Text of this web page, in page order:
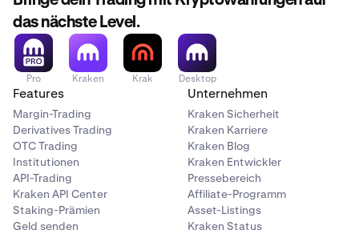
3
Hier sehen Sie Ihre vollständige Transaktionshistorie
über alle Ihre Wallets innerhalb von Beholder. Sie
können auf jeden Eintrag in Ihrer Activity klicken, um
die Blockchain-Explorer-Seite mit dieser
Transaktion zu öffnen.
enthält.
das nächste Level.
Pro Kraken Krak Desktop
Features
Margin-Trading
Derivatives Trading
OTC Trading
Institutionen
API-Trading
Kraken API Center
Staking-Prämien
Geld senden
Unternehmen
Kraken Sicherheit
Kraken Karriere
Kraken Blog
Kraken Entwickler
Pressebereich
Affiliate-Programm
Asset-Listings
Kraken Status